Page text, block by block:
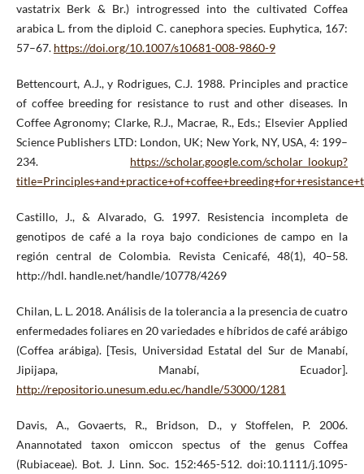
vastatrix Berk & Br.) introgressed into the cultivated Coffea
arabica L. from the diploid C. canephora species. Euphytica, 167:
57–67. https://doi.org/10.1007/s10681-008-9860-9
Bettencourt, A.J., y Rodrigues, C.J. 1988. Principles and practice
of coffee breeding for resistance to rust and other diseases. In
Coffee Agronomy; Clarke, R.J., Macrae, R., Eds.; Elsevier Applied
Science Publishers LTD: London, UK; New York, NY, USA, 4: 199–
234. https://scholar.google.com/scholar_lookup?
Castillo, J., & Alvarado, G. 1997. Resistencia incompleta de
genotipos de café a la roya bajo condiciones de campo en la
región central de Colombia. Revista Cenicafé, 48(1), 40–58.
http://hdl. handle.net/handle/10778/4269
Chilan, L. L. 2018. Análisis de la tolerancia a la presencia de cuatro
enfermedades foliares en 20 variedades e híbridos de café arábigo
(Coffea arábiga). [Tesis, Universidad Estatal del Sur de Manabí,
Jipijapa, Manabí, Ecuador].
http://repositorio.unesum.edu.ec/handle/53000/1281
Davis, A., Govaerts, R., Bridson, D., y Stoffelen, P. 2006.
Anannotated taxon omiccon spectus of the genus Coffea
(Rubiaceae). Bot. J. Linn. Soc. 152:465-512. doi:10.1111/j.1095-